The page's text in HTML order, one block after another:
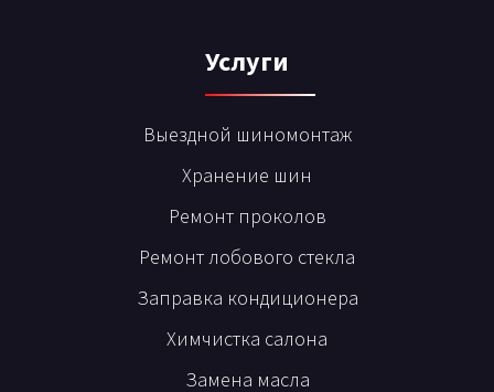
Услуги
Выездной шиномонтаж
Хранение шин
Ремонт проколов
Ремонт лобового стекла
Заправка кондиционера
Химчистка салона
Замена масла